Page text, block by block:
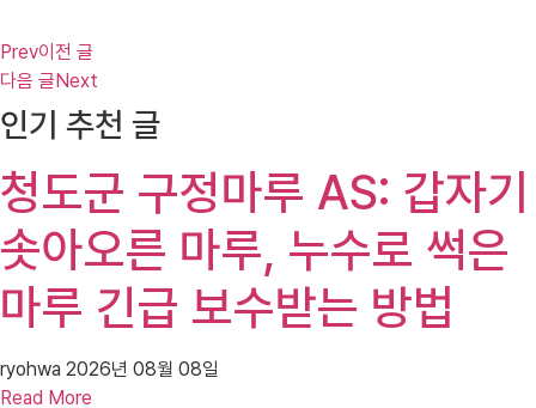
Prev이전 글
다음 글Next
인기 추천 글
청도군 구정마루 AS: 갑자기
솟아오른 마루, 누수로 썩은
마루 긴급 보수받는 방법
ryohwa 2026년 08월 08일
Read More